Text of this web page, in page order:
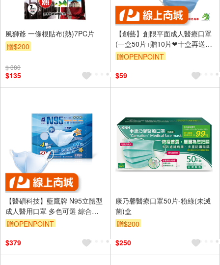
風獅爺 一條根貼布(熱)7PC片
贈$200
$ 380
$135
【創藝】創限平面成人醫療口罩
(一盒50片+贈10片❤十盒再送一
盒)
贈OPENPOINT
$59
【醫碩科技】藍鷹牌 N95立體型
成人醫用口罩 多色可選 綜合賣
場
贈OPENPOINT
$379
康乃馨醫療口罩50片-粉綠(未滅
菌)盒
贈$200
$250